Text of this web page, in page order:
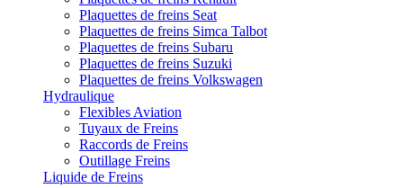
Plaquettes de freins Seat
Plaquettes de freins Simca Talbot
Plaquettes de freins Subaru
Plaquettes de freins Suzuki
Plaquettes de freins Volkswagen
Hydraulique
Flexibles Aviation
Tuyaux de Freins
Raccords de Freins
Outillage Freins
Liquide de Freins